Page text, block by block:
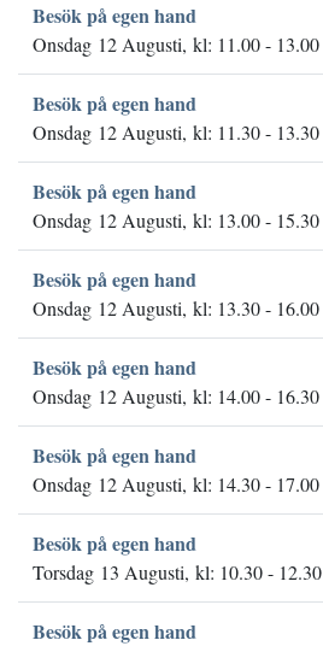
Besök på egen hand
Onsdag 12 Augusti, kl: 11.00 - 13.00
Besök på egen hand
Onsdag 12 Augusti, kl: 11.30 - 13.30
Besök på egen hand
Onsdag 12 Augusti, kl: 13.00 - 15.30
Besök på egen hand
Onsdag 12 Augusti, kl: 13.30 - 16.00
Besök på egen hand
Onsdag 12 Augusti, kl: 14.00 - 16.30
Besök på egen hand
Onsdag 12 Augusti, kl: 14.30 - 17.00
Besök på egen hand
Torsdag 13 Augusti, kl: 10.30 - 12.30
Besök på egen hand